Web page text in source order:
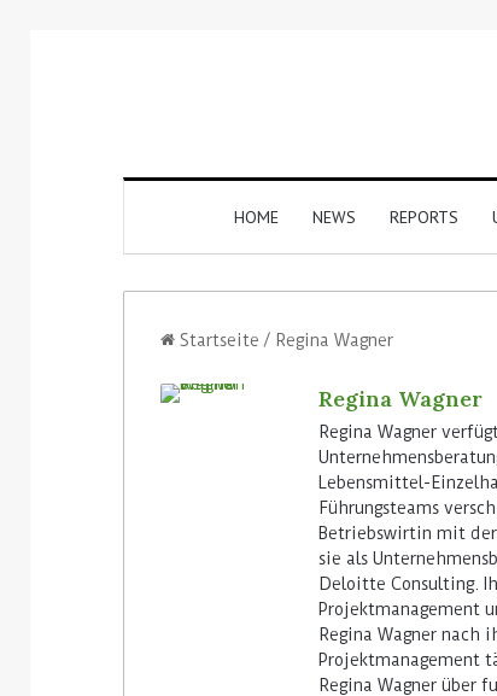
HOME NEWS REPORTS
Startseite / Regina Wagner
Regina Wagner
Regina Wagner
Lebensmittel-
Führungsteams
Betriebswirtin mit
sie als
Deloitte Consulting.
Projektmanagement
Regina Wagner
Projektmanagement
Regina Wagner über